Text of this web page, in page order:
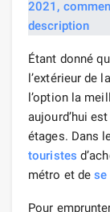
Étant donné
l’extérieur de
l’option la
aujourd’hui
étages. Dans
touristes
métro et dese
Pour